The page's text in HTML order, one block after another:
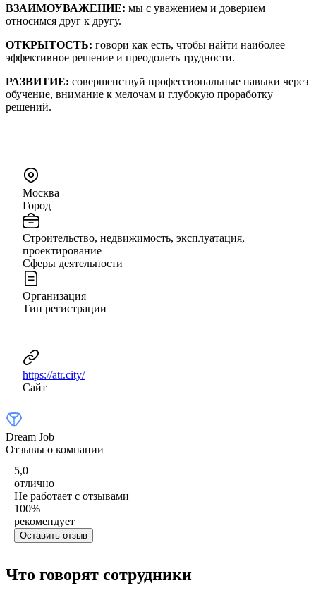
ВЗАИМОУВАЖЕНИЕ: мы с уважением и доверием
относимся друг к другу.
ОТКРЫТОСТЬ: говори как есть, чтобы найти наиболее
эффективное решение и преодолеть трудности.
РАЗВИТИЕ: совершенствуй профессиональные навыки через
обучение, внимание к мелочам и глубокую проработку
решений.
Москва
Город
Строительство, недвижимость, эксплуатация,
проектирование
Сферы деятельности
Организация
Тип регистрации
https://atr.city/
Сайт
Dream Job
Отзывы о компании
5,0
отлично
Не работает с отзывами
100%
рекомендует
Оставить отзыв
Что говорят сотрудники